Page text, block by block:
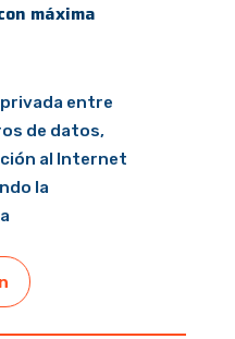
máxima
entre
de datos,
al Internet
la